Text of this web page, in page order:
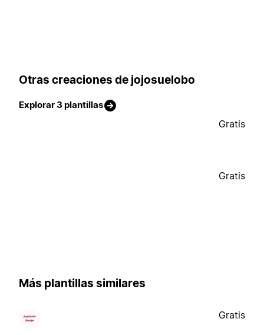
Otras creaciones de jojosuelobo
Explorar 3 plantillas
Gratis
Gratis
Más plantillas similares
Gratis